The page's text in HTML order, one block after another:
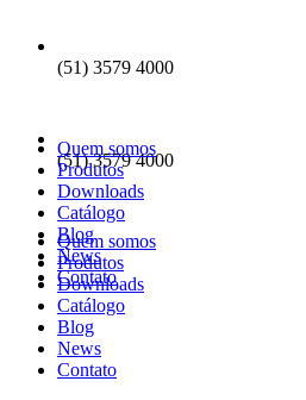
(51) 3579 4000
Quem somos
Produtos
Downloads
Catálogo
Blog
News
Contato
(51) 3579 4000
Quem somos
Produtos
Downloads
Catálogo
Blog
News
Contato